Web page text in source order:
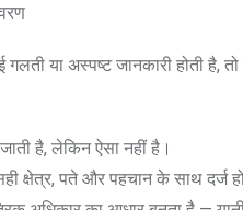
गलती या अस्पष्ट जानकारी होती
है, लेकिन ऐसा नहीं है।
क्षेत्र, पते और पहचान के साथ दर्ज